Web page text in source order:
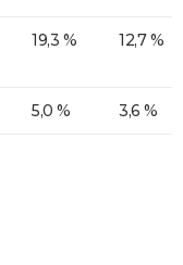
19,3 % 12,7 %
5,0 % 3,6 %